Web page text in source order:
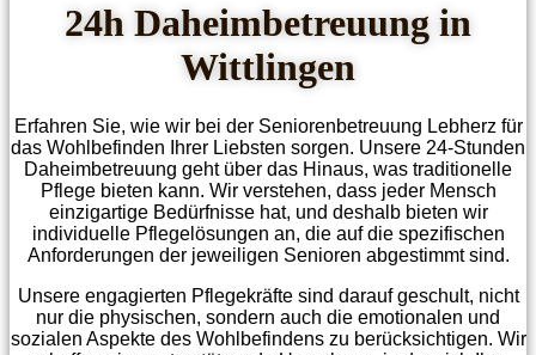
24h Daheim­betreuung in
Wittlingen
Erfahren Sie, wie wir bei der Seniorenbetreuung Lebherz für
das Wohlbefinden Ihrer Liebsten sorgen. Unsere 24-Stunden
Daheimbetreuung geht über das Hinaus, was traditionelle
Pflege bieten kann. Wir verstehen, dass jeder Mensch
einzigartige Bedürfnisse hat, und deshalb bieten wir
individuelle Pflegelösungen an, die auf die spezifischen
Anforderungen der jeweiligen Senioren abgestimmt sind.
Unsere engagierten Pflegekräfte sind darauf geschult, nicht
nur die physischen, sondern auch die emotionalen und
sozialen Aspekte des Wohlbefindens zu berücksichtigen. Wir